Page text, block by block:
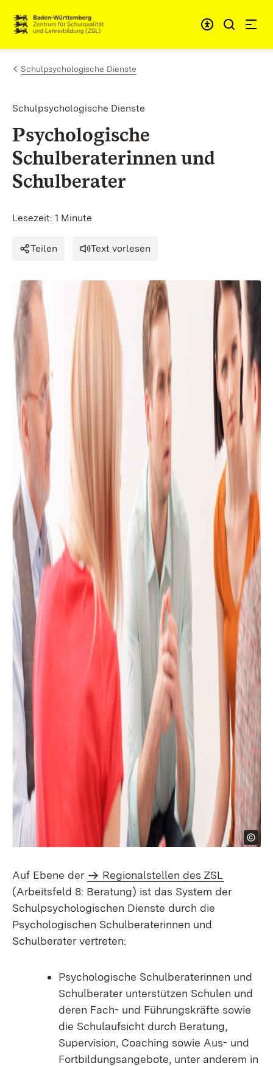
Zum Inhalt springen
Link zur Startseite
Schulpsychologische Dienste
Schulpsychologische Dienste
Psychologische
Schulberaterinnen und
Schulberater
Lesezeit: 1 Minute
Teilen Text vorlesen
Auf Ebene der
Regionalstellen des ZSL
(Arbeitsfeld 8: Beratung) ist das System der
Schulpsychologischen Dienste durch die
Psychologischen Schulberaterinnen und
Schulberater vertreten:
Psychologische Schulberaterinnen und
Schulberater unterstützen Schulen und
deren Fach- und Führungskräfte sowie
die Schulaufsicht durch Beratung,
Supervision, Coaching sowie Aus- und
Fortbildungsangebote, unter anderem in